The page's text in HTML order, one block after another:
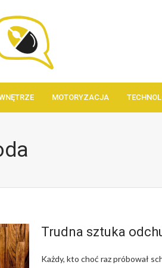
MOTORYZACJA
Trudna sztuka
Każdy, kto choć raz próbował